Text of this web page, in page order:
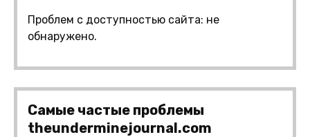
Проблем с доступностью сайта: не
обнаружено.
Самые частые проблемы
theunderminejournal.com